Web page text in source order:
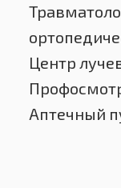
Центр
Аптечный